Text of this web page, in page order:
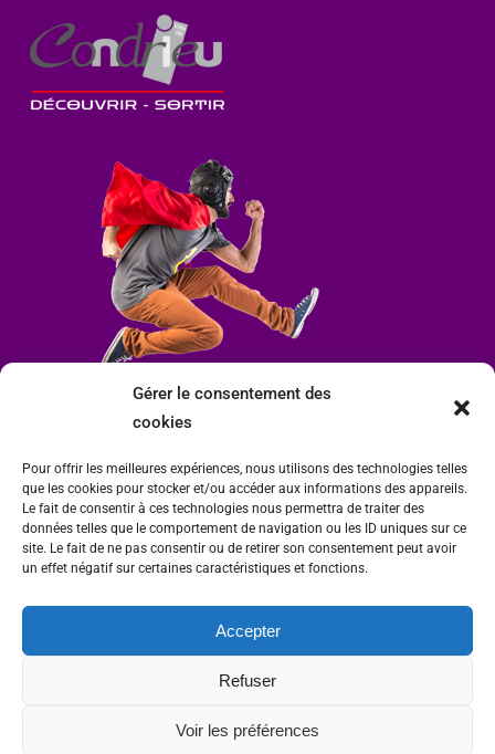
Gérer le consentement des
cookies
Pour offrir les meilleures expériences, nous utilisons des technologies telles
que les cookies pour stocker et/ou accéder aux informations des appareils.
Le fait de consentir à ces technologies nous permettra de traiter des
données telles que le comportement de navigation ou les ID uniques sur ce
site. Le fait de ne pas consentir ou de retirer son consentement peut avoir
un effet négatif sur certaines caractéristiques et fonctions.
Accepter
Refuser
Voir les préférences
Mairie de Condrieu | Copyright © 2023 |Mentions légales
Thierry Caizes Freelance| Photos parOmbre et Matière - Photographe